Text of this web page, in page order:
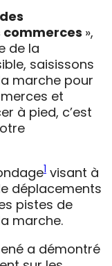
commerces »,
de la
saisissons
marche pour
et
à pied, c’est
1 visant à
déplacements
pistes de
marche.
a démontré